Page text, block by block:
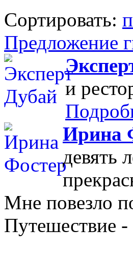
Сортировать:
Предложение
и
Ирина
девять
Mне повезло
Путешествие -